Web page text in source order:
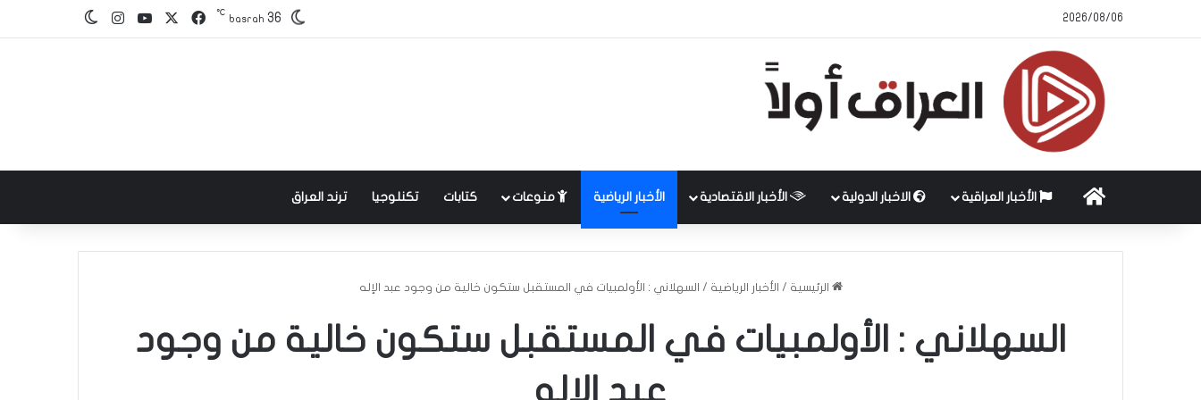
2026/08/06
basrah 36
℃ فيسبوك‫YouTube
انستقرامالوضع المظلم
الرئيسية الأخبار العراقية الاخبار الدولية الأخبار الاقتصادية الأخبار الرياضية منوعات كتابات تكنلوجيا ترند العراق
الرئيسية / الأخبار الرياضية / السهلاني : الأولمبيات في المستقبل ستكون خالية من وجود عبد الإله
السهلاني : الأولمبيات في المستقبل ستكون خالية من وجود
عبد الإله